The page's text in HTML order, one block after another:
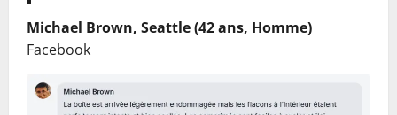
Michael Brown, Seattle (42 ans, Homme)
Facebook